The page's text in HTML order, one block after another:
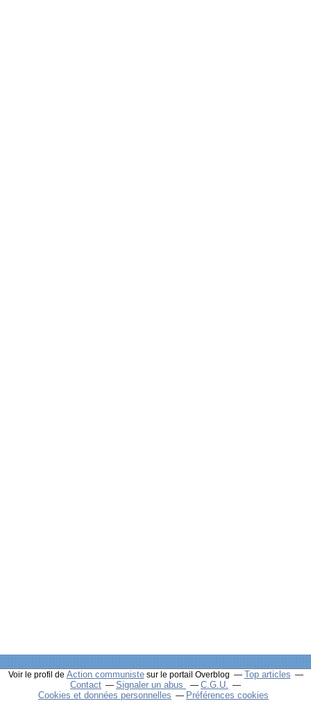
Voir le profil de Action communistesur le portail Overblog
Top articles
Contact
Signaler un abus
C.G.U.
Cookies et données personnelles
Préférences cookies